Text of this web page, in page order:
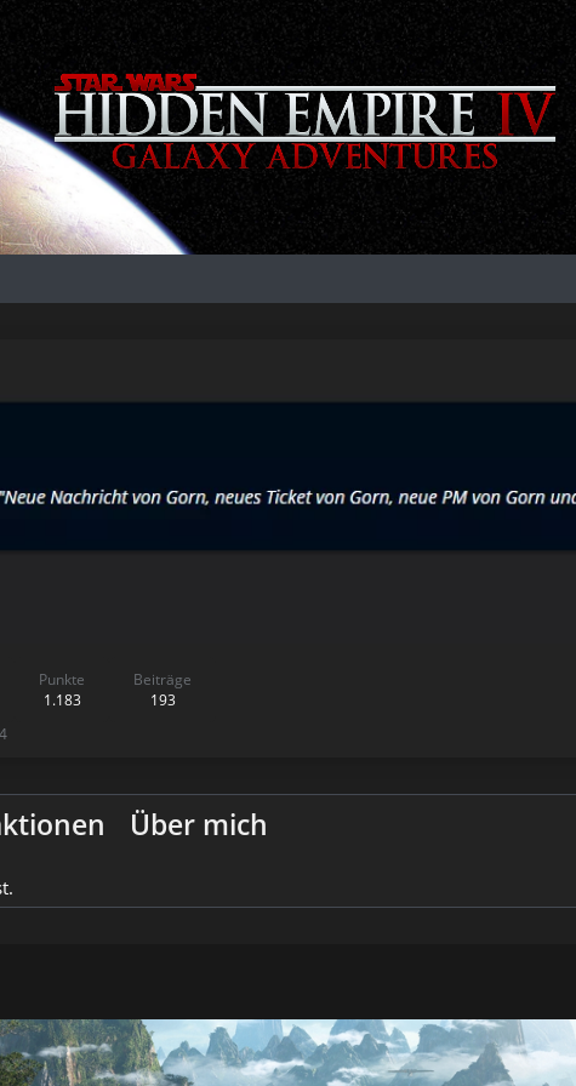
Punkte
1.183
Beiträge
193
Über mich